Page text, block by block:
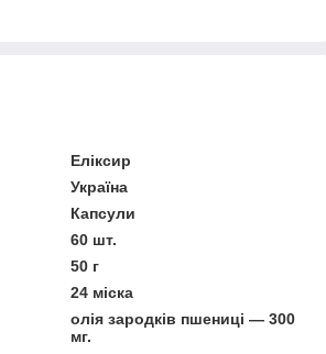
Еліксир
Україна
Капсули
60 шт.
50 г
24 міска
олія зародків пшениці — 300
мг.